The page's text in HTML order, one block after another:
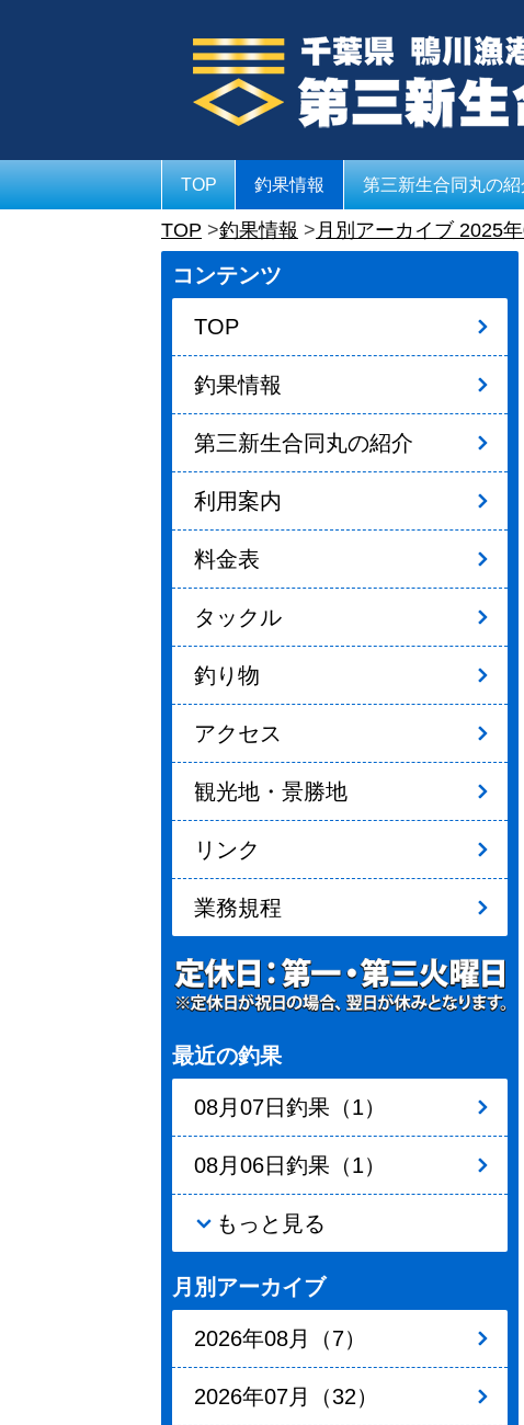
TOP 釣果情報 第三新生合同丸の紹
TOP 釣果情報 月別アーカイブ 2025
コンテンツ
TOP
釣果情報
第三新生合同丸の紹介
利用案内
料金表
タックル
釣り物
アクセス
観光地・景勝地
リンク
業務規程
最近の釣果
08月07日釣果（1）
08月06日釣果（1）
もっと見る
月別アーカイブ
2026年08月（7）
2026年07月（32）